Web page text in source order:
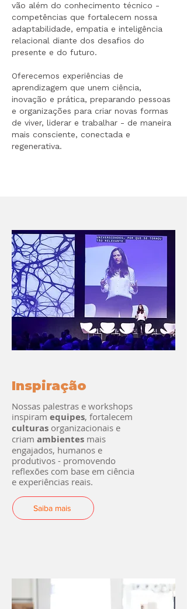
vão além do conhecimento técnico -
competências que fortalecem nossa
adaptabilidade, empatia e inteligência
relacional diante dos desafios do
presente e do futuro.
Oferecemos experiências de
aprendizagem que unem ciência,
inovação e prática, preparando pessoas
e organizações para criar novas formas
de viver, liderar e trabalhar - de maneira
mais consciente, conectada e
regenerativa.
Inspiração
Nossas palestras e workshops
inspiram equipes, fortalecem
culturas organizacionais e
criam ambientes mais
engajados, humanos e
produtivos - promovendo
reflexões com base em ciência
e experiências reais.
Saiba mais